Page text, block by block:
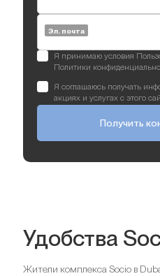
Эл. почта
Я принимаю условия
Политики
Я соглашаюсь получать
акциях и услугах с этого
Получить
Удобства
Жители комплекса Socio в